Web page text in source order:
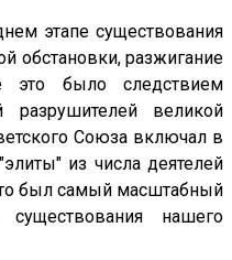
этапе существования
обстановки, разжигание
это было следствием
разрушителей великой
Союза включал в
из числа деятелей
был самый масштабный
нашего